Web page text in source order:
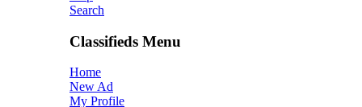
Search
Classifieds Menu
Home
New Ad
My Profile